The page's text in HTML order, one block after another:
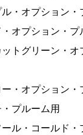
・オプション・
オプション・プ
ットグリーン・
・オプション・
プルーム用
ル・コールド・